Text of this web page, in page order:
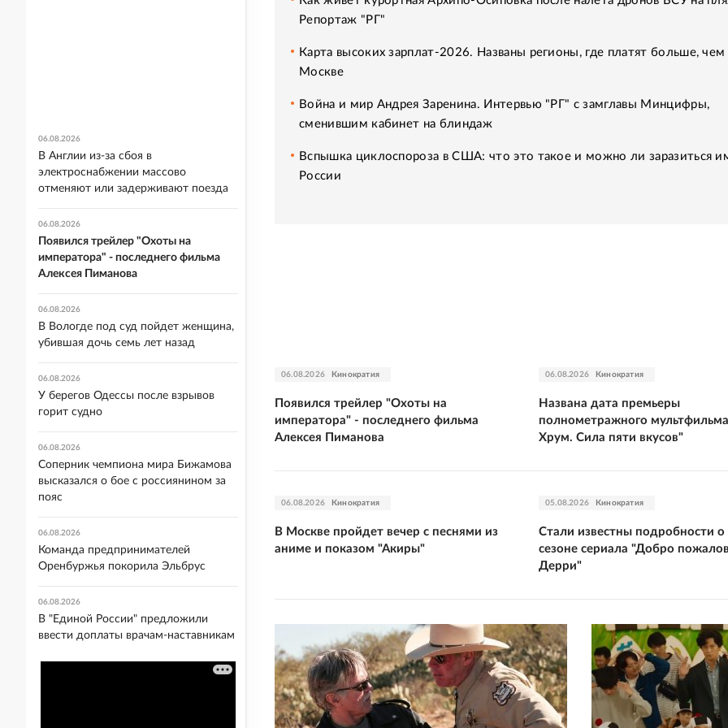
Репортаж "РГ"
Карта высоких зарплат-2026. Названы регионы, где платят больше, чем
Москве
Война и мир Андрея Заренина. Интервью "РГ" с замглавы Минцифры,
сменившим кабинет на блиндаж
Вспышка циклоспороза в США: что это такое и можно ли заразиться
России
06.08.2026 Кинократия
Появился трейлер "Охоты на
императора" - последнего фильма
Алексея Пиманова
06.08.2026 Кинократия
Названа дата премьеры
полнометражного
Хрум. Сила пяти вкусов"
06.08.2026 Кинократия
В Москве пройдет вечер с песнями из
аниме и показом "Акиры"
05.08.2026 Кинократия
Стали известны подробности
сезоне сериала "Добро
Дерри"
06.08.2026
В Англии из-за сбоя в
электроснабжении массово
отменяют или задерживают поезда
06.08.2026
Появился трейлер "Охоты на
императора" - последнего фильма
Алексея Пиманова
06.08.2026
В Вологде под суд пойдет женщина,
убившая дочь семь лет назад
06.08.2026
У берегов Одессы после взрывов
горит судно
06.08.2026
Соперник чемпиона мира Бижамова
высказался о бое с россиянином за
пояс
06.08.2026
Команда предпринимателей
Оренбуржья покорила Эльбрус
06.08.2026
В "Единой России" предложили
ввести доплаты врачам-наставникам